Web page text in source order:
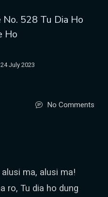
No. 528 Tu Dia Ho
Ho
24 July 2023
No Comments
ma, alusi ma!
ro, Tu dia ho dung